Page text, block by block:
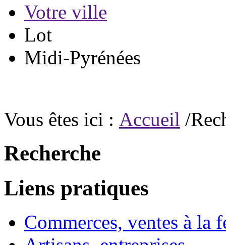
Votre ville
Lot
Midi-Pyrénées
Vous êtes ici : Accueil /
Recherche
Liens pratiques
Commerces, ventes à la